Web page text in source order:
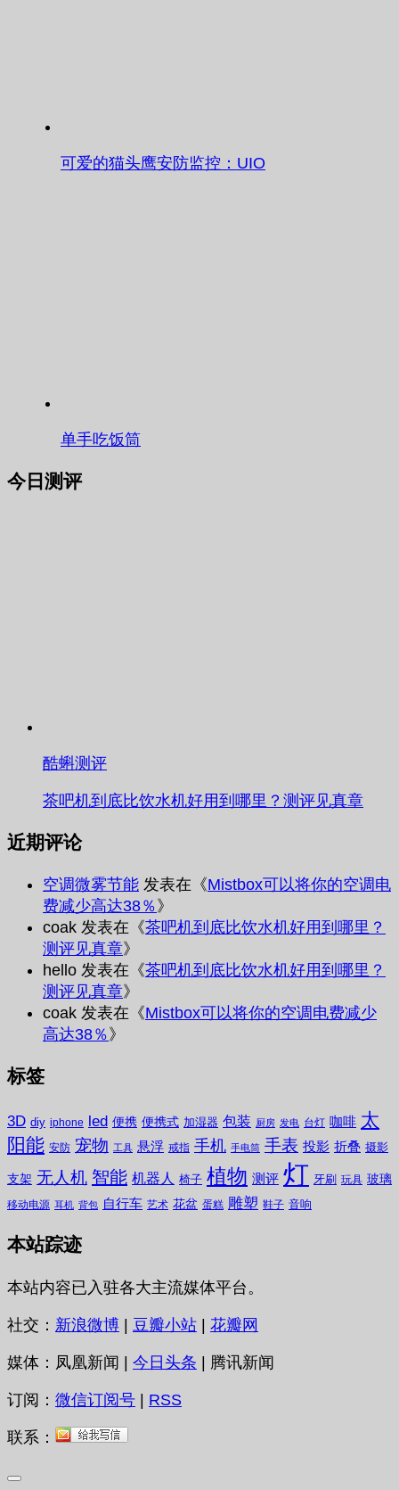
可爱的猫头鹰安防监控：UIO
单手吃饭筒
今日测评
酷蝌测评
茶吧机到底比饮水机好用到哪里？测评见真章
近期评论
空调微雾节能 发表在《Mistbox可以将你的空调电
费减少高达38％ 》
coak 发表在《茶吧机到底比饮水机好用到哪里？
测评见真章》
hello 发表在《茶吧机到底比饮水机好用到哪里？
测评见真章》
coak 发表在《Mistbox可以将你的空调电费减少
高达38％ 》
标签
3D diy iphone led 便携 便携式 加湿器 包装 厨房 发电 台灯 咖啡 太
阳能 安防 宠物 工具 悬浮 戒指 手机 手电筒 手表 投影 折叠 摄影
支架 无人机 智能 机器人 椅子 植物 测评 灯 牙刷 玩具 玻璃
移动电源 耳机 背包 自行车 艺术 花盆 蛋糕 雕塑 鞋子 音响
本站踪迹
本站内容已入驻各大主流媒体平台。
社交： 新浪微博 | 豆瓣小站 | 花瓣网
媒体：凤凰新闻 | 今日头条 | 腾讯新闻
订阅： 微信订阅号 | RSS
联系：